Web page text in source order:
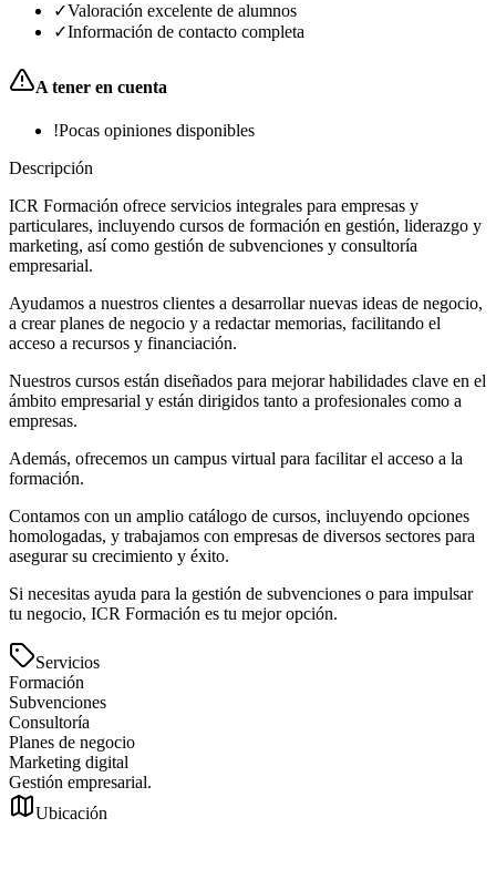
✓Valoración excelente de alumnos
✓Información de contacto completa
A tener en cuenta
!Pocas opiniones disponibles
Descripción
ICR Formación ofrece servicios integrales para empresas y
particulares, incluyendo cursos de formación en gestión, liderazgo y
marketing, así como gestión de subvenciones y consultoría
empresarial.
Ayudamos a nuestros clientes a desarrollar nuevas ideas de negocio,
a crear planes de negocio y a redactar memorias, facilitando el
acceso a recursos y financiación.
Nuestros cursos están diseñados para mejorar habilidades clave en el
ámbito empresarial y están dirigidos tanto a profesionales como a
empresas.
Además, ofrecemos un campus virtual para facilitar el acceso a la
formación.
Contamos con un amplio catálogo de cursos, incluyendo opciones
homologadas, y trabajamos con empresas de diversos sectores para
asegurar su crecimiento y éxito.
Si necesitas ayuda para la gestión de subvenciones o para impulsar
tu negocio, ICR Formación es tu mejor opción.
Servicios
Formación
Subvenciones
Consultoría
Planes de negocio
Marketing digital
Gestión empresarial.
Ubicación